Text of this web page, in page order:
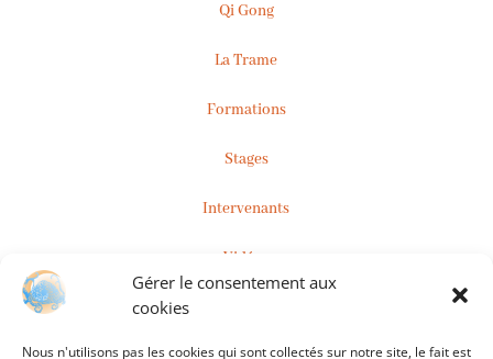
Gérer le consentement aux
cookies
Nous n'utilisons pas les cookies qui sont collectés sur notre site, le fait est
Qi Gong
La Trame
Formations
Stages
Intervenants
Vidéos